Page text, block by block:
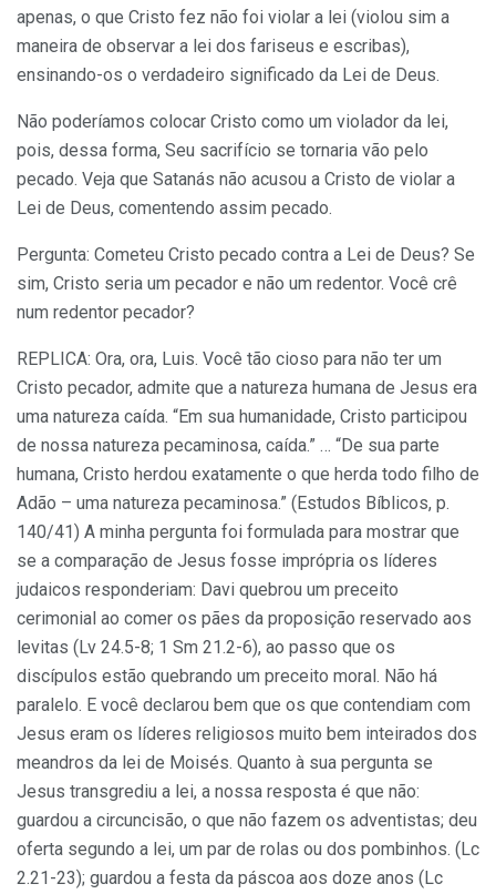
apenas, o que Cristo fez não foi violar a lei (violou sim a
maneira de observar a lei dos fariseus e escribas),
ensinando-os o verdadeiro significado da Lei de Deus.
Não poderíamos colocar Cristo como um violador da lei,
pois, dessa forma, Seu sacrifício se tornaria vão pelo
pecado. Veja que Satanás não acusou a Cristo de violar a
Lei de Deus, comentendo assim pecado.
Pergunta: Cometeu Cristo pecado contra a Lei de Deus? Se
sim, Cristo seria um pecador e não um redentor. Você crê
num redentor pecador?
REPLICA: Ora, ora, Luis. Você tão cioso para não ter um
Cristo pecador, admite que a natureza humana de Jesus era
uma natureza caída. “Em sua humanidade, Cristo participou
de nossa natureza pecaminosa, caída.” … “De sua parte
humana, Cristo herdou exatamente o que herda todo filho de
Adão – uma natureza pecaminosa.” (Estudos Bíblicos, p.
140/41) A minha pergunta foi formulada para mostrar que
se a comparação de Jesus fosse imprópria os líderes
judaicos responderiam: Davi quebrou um preceito
cerimonial ao comer os pães da proposição reservado aos
levitas (Lv 24.5-8; 1 Sm 21.2-6), ao passo que os
discípulos estão quebrando um preceito moral. Não há
paralelo. E você declarou bem que os que contendiam com
Jesus eram os líderes religiosos muito bem inteirados dos
meandros da lei de Moisés. Quanto à sua pergunta se
Jesus transgrediu a lei, a nossa resposta é que não:
guardou a circuncisão, o que não fazem os adventistas; deu
oferta segundo a lei, um par de rolas ou dos pombinhos. (Lc
2.21-23); guardou a festa da páscoa aos doze anos (Lc